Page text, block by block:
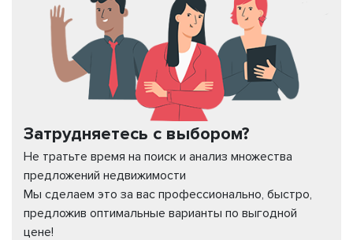
Затрудняетесь с выбором?
Не тратьте время на поиск и анализ множества
предложений недвижимости
Мы сделаем это за вас профессионально, быстро,
предложив оптимальные варианты по выгодной
цене!